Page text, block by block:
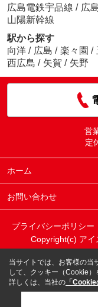
広島電鉄宇品線 / 広
山陽新幹線
駅から探す
向洋 / 広島 / 楽々園 /
西広島 / 矢賀 / 矢野
営
定
ホーム
お問い合わせ
プライバシーポリシー
Copyright(c) ア
当サイトでは、お客様の当
して、クッキー（Cookie）
詳しくは、当社の 「